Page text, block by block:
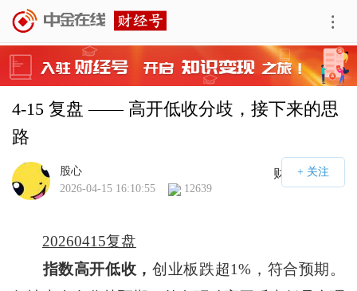
4-15 复盘 —— 高开低收分歧，接下来的思
路
财经号APP
股心
2026-04-15 16:10:55
12639
20260415复盘
指数高开低收，创业板跌超1%，符合预期。